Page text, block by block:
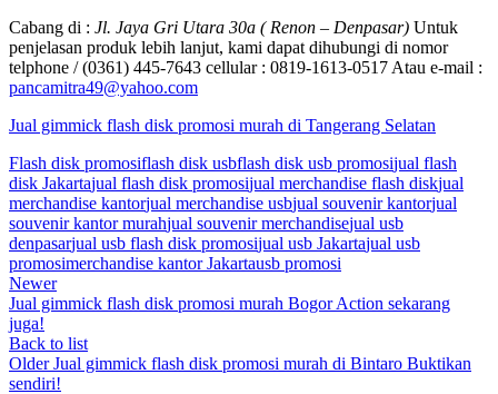
Cabang di : Jl. Jaya Gri Utara 30a ( Renon – Denpasar) Untuk
penjelasan produk lebih lanjut, kami dapat dihubungi di nomor
telphone / (0361) 445-7643 cellular : 0819-1613-0517 Atau e-mail :
pancamitra49@yahoo.com
Jual gimmick flash disk promosi murah di Tangerang Selatan
Flash disk promosiflash disk usbflash disk usb promosijual flash
disk Jakartajual flash disk promosijual merchandise flash diskjual
merchandise kantorjual merchandise usbjual souvenir kantorjual
souvenir kantor murahjual souvenir merchandisejual usb
denpasarjual usb flash disk promosijual usb Jakartajual usb
promosimerchandise kantor Jakartausb promosi
Newer
Jual gimmick flash disk promosi murah Bogor Action sekarang
juga!
Back to list
Older Jual gimmick flash disk promosi murah di Bintaro Buktikan
sendiri!